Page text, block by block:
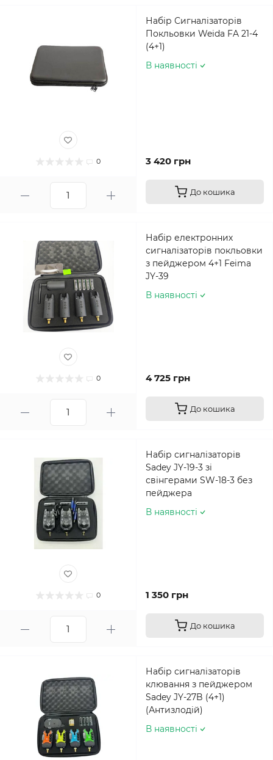
0
Набір Сигналізаторів
Покльовки Weida FA 21-4
(4+1)
В наявності
3 420 грн
До кошика
0
Набір електронних
сигналізаторів покльовки
з пейджером 4+1 Feima
JY-39
В наявності
4 725 грн
До кошика
0
Набір сигналізаторів
Sadey JY-19-3 зі
свінгерами SW-18-3 без
пейджера
В наявності
1 350 грн
До кошика
Набір сигналізаторів
клювання з пейджером
Sadey JY-27B (4+1)
(Антизлодій)
В наявності